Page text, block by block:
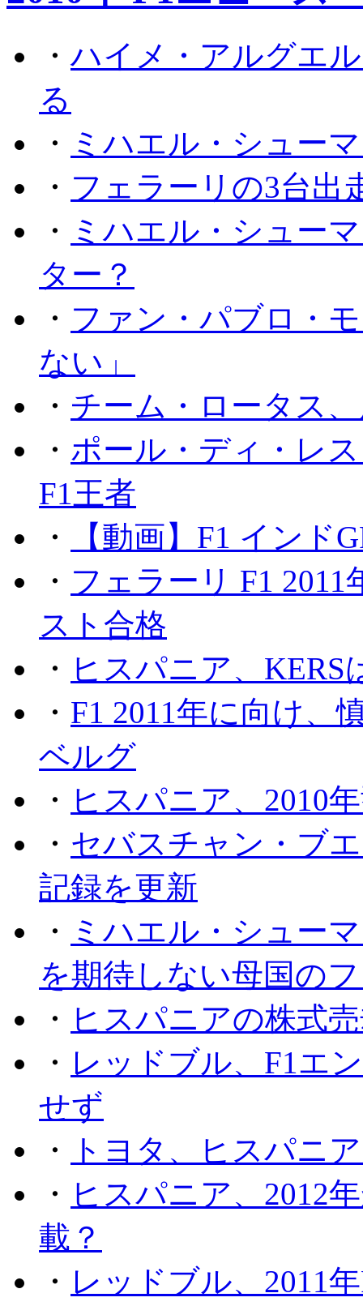
・ハイメ・アルグエ
る
・ ミハエル・シュー
・ フェラーリの3台出
・ ミハエル・シュー
ター？
・ ファン・パブロ・
ない」
・ チーム・ロータス
・ ポール・ディ・レ
F1王者
・
【動画】F1 インド
・ フェラーリ F1
スト合格
・ ヒスパニア、KERS
・ F1 2011年に向け、
ベルグ
・ ヒスパニア、2010
・ セバスチャン・ブ
記録を更新
・ ミハエル・シュー
を期待しない母国の
・ ヒスパニアの株式
・ レッドブル、F1エ
せず
・
トヨタ、ヒスパニ
・ ヒスパニア、2012
載？
・ レッドブル、2011